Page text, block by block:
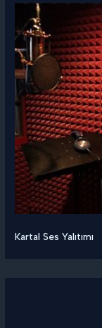
Kartal Ses Yalıtımı